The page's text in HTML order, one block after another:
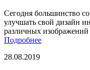
Сегодня большинство
улучшать свой дизайн
различных изображений
Подробнее
28.08.2019